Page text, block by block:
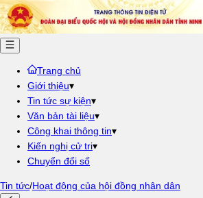
Trang chủ
Giới thiệu▾
Tin tức sự kiện▾
Văn bản tài liệu▾
Công khai thông tin▾
Kiến nghị cử tri▾
Chuyển đổi số
Tin tức/Hoạt động của hội đồng nhân dân